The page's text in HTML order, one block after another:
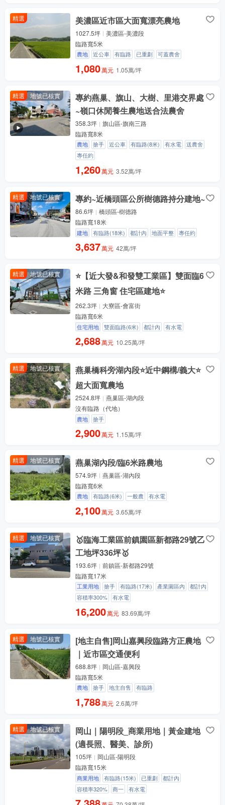
精選 美濃區近市區大面寬漂亮農地
1027.5坪
美濃區-美濃段
臨路寬5米
農地 近公車 有臨路 已重劃 可蓋農舍
1,080萬元 1.05萬/坪
精選 地號已核實
專約燕巢、旗山、大樹、里港交界處
~嶺口休閒養生農地送合法農舍
358.3坪
旗山區-旗南三路
臨路寬8米
農地 搶手 近公車 有臨路(8米) 有水電
送農舍
專任約
1,260萬元 3.52萬/坪
精選 地號已核實 專約~近橋頭區公所樹德路持分建地~
86.6坪
橋頭區-樹德路
臨路寬18米
建地 有臨路(18米) 都計內 地面平整 專任約
3,637萬元 42萬/坪
精選 地號已核實
⭐【近大發&和發雙工業區】雙面臨6
米路 三角窗 住宅區建地⭐
262.3坪
大寮區-會富街
臨路寬6米
住宅用地 雙面臨路(6米) 都計內 有水電
2,688萬元 10.25萬/坪
精選 地號已核實
燕巢橋科旁湖內段⭐近中鋼構/義大⭐
超大面寬農地
2524.8坪
燕巢區-湖內段
沒有臨路（代地）
農地 搶手
2,900萬元 1.15萬/坪
精選 地號已核實 燕巢湖內段/臨6米路農地
574.9坪
燕巢區-湖內段
臨路寬6米
農地 有臨路(6米) 一般農 有水電
2,100萬元 3.65萬/坪
精選 地號已核實
🥇臨海工業區前鎮園區新都路29號乙
工地坪336坪🥇
193.6坪
前鎮區-新都路29號
臨路寬17米
工業用地 搶手 有臨路(17米) 產業園區內
都計內
容積率300%
有水電
16,200萬元 83.69萬/坪
精選 地號已核實
[地主自售]岡山嘉興段臨路方正農地
｜近市區交通便利
688.8坪
岡山區-嘉興段
臨路寬5米
農地 搶手 地主自售 有臨路
1,788萬元 2.6萬/坪
精選 地號已核實
岡山｜陽明段_商業用地｜黃金建地
(適長照、醫美、診所)
105坪
岡山區-陽明段
臨路寬15米
商業用地 有臨路(15米) 已重劃
都計內
容積率320%
商一 有水電